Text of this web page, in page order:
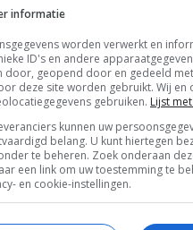
MEER
informatie
worden verwerkt en
ID's en andere
door, geopend door en gedeeld
deze site worden gebruikt. Wij en
gebruiken. Lijst
kunnen uw
belang. U kunt hiertegen
te beheren. Zoek onderaan
een link om uw toestemming te
en cookie-instellingen.